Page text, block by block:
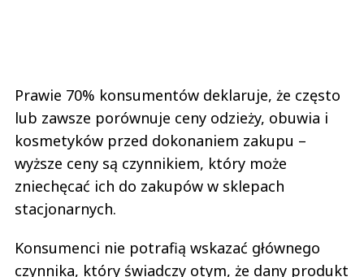
Prawie 70% konsumentów deklaruje, że często
lub zawsze porównuje ceny odzieży, obuwia i
kosmetyków przed dokonaniem zakupu –
wyższe ceny są czynnikiem, który może
zniechęcać ich do zakupów w sklepach
stacjonarnych.
Konsumenci nie potrafią wskazać głównego
czynnika, który świadczy otym, że dany produkt